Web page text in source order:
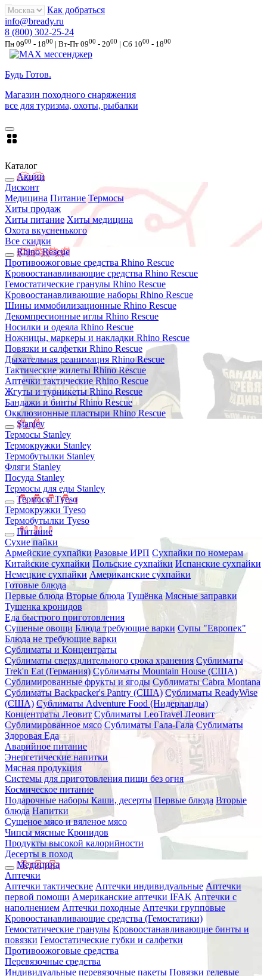
Как добраться
info@bready.ru
8 (800) 302-25-24
Пн 0900 - 1800 | Вт-Пт 0900 - 2000 | Сб 1000 - 1800
Будь Готов.
Магазин походного снаряжения
все для туризма, охоты, рыбалки
Каталог
Акции
Дисконт
Медицина Питание Термосы
Хиты продаж
Хиты питание Хиты медицина
Охота вкусненького
Все скидки
Rhino Rescue
Противоожоговые средства Rhino Rescue
Кровоостанавливающие средства Rhino Rescue
Гемостатические гранулы Rhino Rescue
Кровоостанавливающие наборы Rhino Rescue
Шины иммобилизационные Rhino Rescue
Декомпресионные иглы Rhino Rescue
Носилки и одеяла Rhino Rescue
Ножницы, маркеры и накладки Rhino Rescue
Повязки и салфетки Rhino Rescue
Дыхательная реанимация Rhino Rescue
Тактические жилеты Rhino Rescue
Аптечки тактические Rhino Rescue
Жгуты и турникеты Rhino Rescue
Бандажи и бинты Rhino Rescue
Окклюзионные пластыри Rhino Rescue
Stanley
Термосы Stanley
Термокружки Stanley
Термобутылки Stanley
Фляги Stanley
Посуда Stanley
Термосы для еды Stanley
Термосы Tyeso
Термокружки Tyeso
Термобутылки Tyeso
Питание
Сухие пайки
Армейские сухпайки Разовые ИРП Сухпайки по номерам
Китайские сухпайки Польские сухпайки Испанские сухпайки
Немецкие сухпайки Американские сухпайки
Готовые блюда
Первые блюда Вторые блюда Тушёнка Мясные заправки
Тушенка кронидов
Еда быстрого приготовления
Сушеные овощи Блюда требующие варки Супы "Европек"
Блюда не требующие варки
Сублиматы и Концентраты
Сублиматы сверхдлительного срока хранения Сублиматы
Trek'n Eat (Германия) Сублиматы Mountain House (США)
Сублимированные фрукты и ягоды Сублиматы Cabra Montana
Сублиматы Backpacker's Pantry (США) Сублиматы ReadyWise
(США) Сублиматы Adventure Food (Нидерланды)
Концентраты Леовит Сублиматы LeoTravel Леовит
Сублимированное мясо Сублиматы Гала-Гала Сублиматы
Здоровая Еда
Аварийное питание
Энергетические напитки
Мясная продукция
Системы для приготовления пищи без огня
Космическое питание
Подарочные наборы Каши, десерты Первые блюда Вторые
блюда Напитки
Сушеное мясо и вяленое мясо
Чипсы мясные Кронидов
Продукты высокой калорийности
Десерты в поход
Медицина
Аптечки
Аптечки тактические Аптечки индивидуальные Аптечки
первой помощи Американские аптечки IFAK Аптечки с
наполнением Аптечки походные Аптечки групповые
Кровоостанавливающие средства (Гемостатики)
Гемостатические гранулы Кровоостанавливающие бинты и
повязки Гемостатические губки и салфетки
Противоожоговые средства
Перевязочные средства
Индивидуальные перевязочные пакеты Повязки гелевые